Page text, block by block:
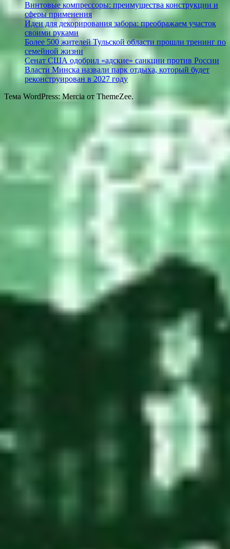
Винтовые компрессоры: преимущества конструкции и
сферы применения
Идеи для декорирования забора: преображаем участок
своими руками
Более 500 жителей Тульской области прошли тренинг по
семейной жизни
Сенат США одобрил «адские» санкции против России
Власти Минска назвали парк отдыха, который будет
реконструирован в 2027 году
Тема WordPress: Mercia от ThemeZee.